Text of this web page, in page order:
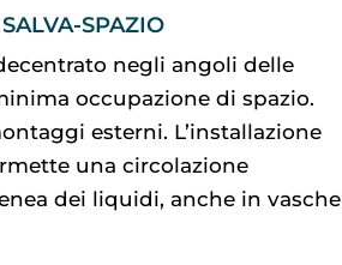
SPAZIO
negli angoli delle
occupazione di spazio.
esterni. L’installazione
una circolazione
dei liquidi, anche in vasche